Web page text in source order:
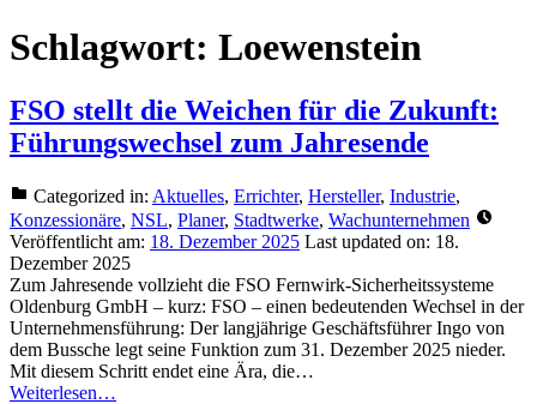
Schlagwort: Loewenstein
FSO stellt die Weichen für die Zukunft:
Führungswechsel zum Jahresende
Categorized in: Aktuelles, Errichter, Hersteller, Industrie,
Konzessionäre, NSL, Planer, Stadtwerke, Wachunternehmen
Veröffentlicht am: 18. Dezember 2025 Last updated on: 18.
Dezember 2025
Zum Jahresende vollzieht die FSO Fernwirk-Sicherheitssysteme
Oldenburg GmbH – kurz: FSO – einen bedeutenden Wechsel in der
Unternehmensführung: Der langjährige Geschäftsführer Ingo von
dem Bussche legt seine Funktion zum 31. Dezember 2025 nieder.
Mit diesem Schritt endet eine Ära, die…
Weiterlesen…